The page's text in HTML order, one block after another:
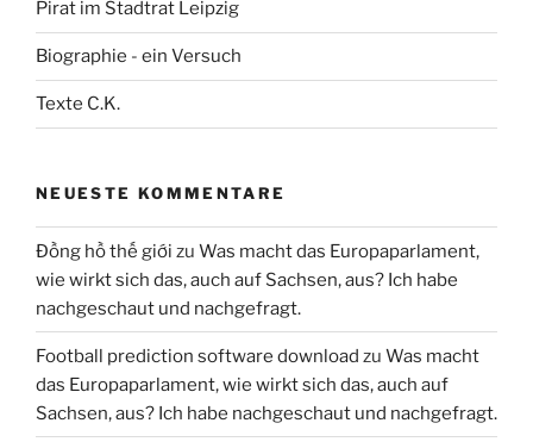
Pirat im Stadtrat Leipzig
Biographie - ein Versuch
Texte C.K.
NEUESTE KOMMENTARE
Đồng hồ thế giới zu Was macht das Europaparlament,
wie wirkt sich das, auch auf Sachsen, aus? Ich habe
nachgeschaut und nachgefragt.
Football prediction software download zu Was macht
das Europaparlament, wie wirkt sich das, auch auf
Sachsen, aus? Ich habe nachgeschaut und nachgefragt.